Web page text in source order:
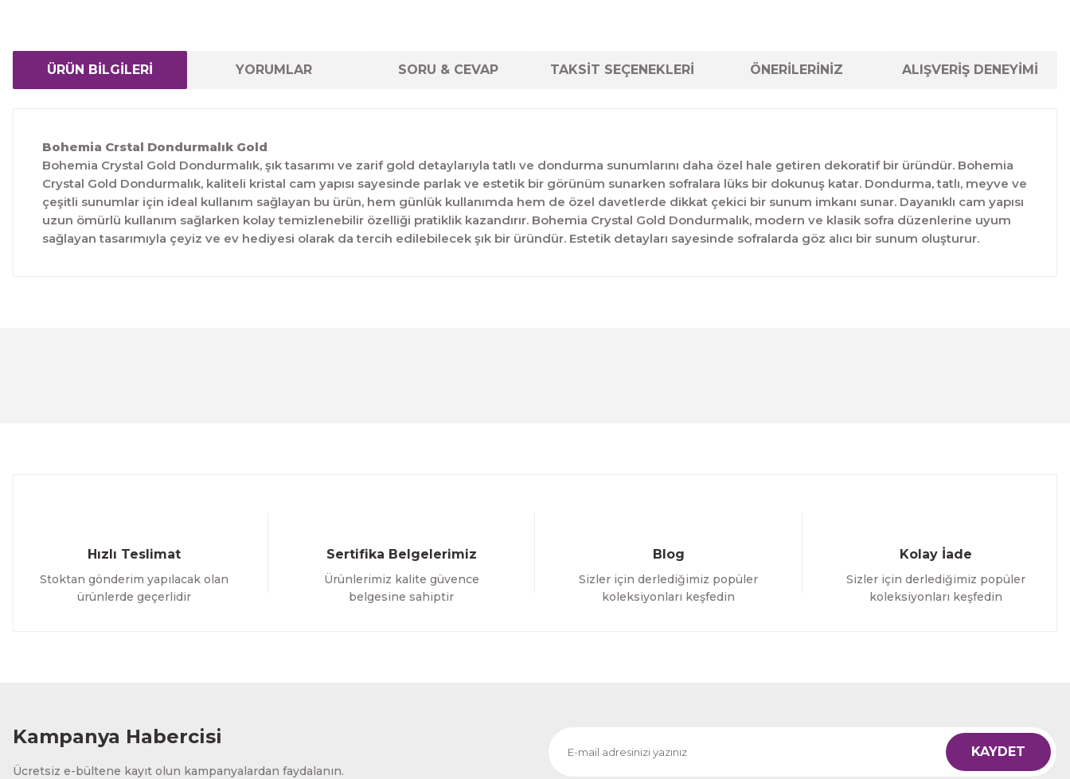
ÜRÜN BİLGİLERİ YORUMLAR SORU & CEVAP TAKSİT SEÇENEKLERİ ÖNERİLERİNİZ ALIŞVERİŞ DENEYİMİ
Bohemia Crstal Dondurmalık Gold
Bohemia Crystal Gold Dondurmalık, şık tasarımı ve zarif gold detaylarıyla tatlı ve dondurma sunumlarını daha özel hale getiren dekoratif bir üründür. Bohemia
Crystal Gold Dondurmalık, kaliteli kristal cam yapısı sayesinde parlak ve estetik bir görünüm sunarken sofralara lüks bir dokunuş katar. Dondurma, tatlı, meyve ve
çeşitli sunumlar için ideal kullanım sağlayan bu ürün, hem günlük kullanımda hem de özel davetlerde dikkat çekici bir sunum imkanı sunar. Dayanıklı cam yapısı
uzun ömürlü kullanım sağlarken kolay temizlenebilir özelliği pratiklik kazandırır. Bohemia Crystal Gold Dondurmalık, modern ve klasik sofra düzenlerine uyum
sağlayan tasarımıyla çeyiz ve ev hediyesi olarak da tercih edilebilecek şık bir üründür. Estetik detayları sayesinde sofralarda göz alıcı bir sunum oluşturur.
Hızlı Teslimat
Stoktan gönderim yapılacak olan
ürünlerde geçerlidir
Sertifika Belgelerimiz
Ürünlerimiz kalite güvence
belgesine sahiptir
Blog
Sizler için derlediğimiz popüler
koleksiyonları keşfedin
Kolay İade
Sizler için derlediğimiz popüler
koleksiyonları keşfedin
Kampanya Habercisi
Ücretsiz e-bültene kayıt olun kampanyalardan faydalanın.
KAYDET